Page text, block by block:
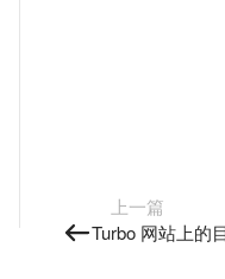
上一篇
Turbo 网站上的